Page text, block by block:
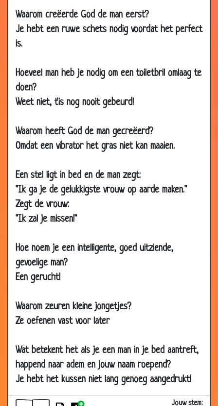
Waarom creëerde God de man eerst?
Je hebt een ruwe schets nodig voordat het perfect
is.
Hoeveel man heb je nodig om een toiletbril omlaag te
doen?
Weet niet, t'is nog nooit gebeurd!
Waarom heeft God de man gecreëerd?
Omdat een vibrator het gras niet kan maaien.
Een stel ligt in bed en de man zegt:
"Ik ga je de gelukkigste vrouw op aarde maken."
Zegt de vrouw:
"Ik zal je missen!"
Hoe noem je een intelligente, goed uitziende,
gevoelige man?
Een gerucht!
Waarom zeuren kleine jongetjes?
Ze oefenen vast voor later
Wat betekent het als je een man in je bed aantreft,
happend naar adem en jouw naam roepend?
Je hebt het kussen niet lang genoeg aangedrukt!
Jouw stem:
17 Jan
2008
Hondsmoe
14 Jan
14 Jan
2008
De tandarts 3.08
14 Jan
Familie
10 Jan
2008
Herkenningsspel
2008
07 Jan
2008
Een kleine verrassing 3.28
07 Jan
Trots op hun man
07 Jan
2008
Door de woestijn
03 Jan
2008
De weduwes
2008
03 Jan
Ziekenbezoek
27 Dec
2007
Dagdromen 3.54
27 Dec
2007
De missende lepel 3.43